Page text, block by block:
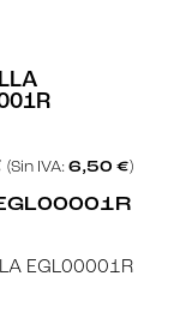
(Sin IVA: 6,50 €)
EGL00001R